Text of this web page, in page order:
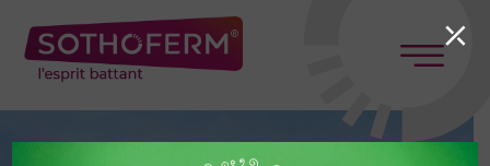
⤫